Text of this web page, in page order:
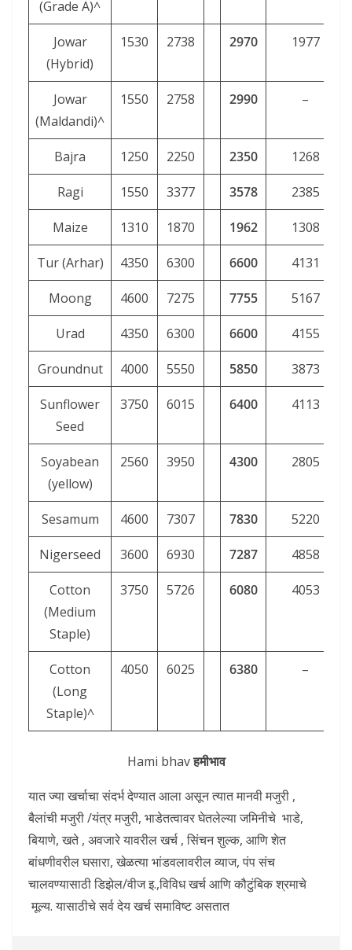
(Grade A)^
Jowar
(Hybrid)
1530 2738 2970 1977
Jowar
(Maldandi)^
1550 2758 2990 –
Bajra 1250 2250 2350 1268
Ragi 1550 3377 3578 2385
Maize 1310 1870 1962 1308
Tur (Arhar) 4350 6300 6600 4131
Moong 4600 7275 7755 5167
Urad 4350 6300 6600 4155
Groundnut 4000 5550 5850 3873
Sunflower
Seed
3750 6015 6400 4113
Soyabean
(yellow)
2560 3950 4300 2805
Sesamum 4600 7307 7830 5220
Nigerseed 3600 6930 7287 4858
Cotton
(Medium
Staple)
3750 5726 6080 4053
Cotton
(Long
Staple)^
4050 6025 6380 –
Hami bhavहमीभाव
यात ज्या खर्चाचा संदर्भ देण्यात आला असून त्यात मानवी मजुरी ,
बैलांची मजुरी /यंत्र मजुरी, भाडेतत्वावर घेतलेल्या जमिनीचे भाडे,
बियाणे, खते , अवजारे यावरील खर्च , सिंचन शुल्क, आणि शेत
बांधणीवरील घसारा, खेळत्या भांडवलावरील व्याज, पंप संच
चालवण्यासाठी डिझेल/वीज इ.,विविध खर्च आणि कौटुंबिक श्रमाचे
मूल्य. यासाठीचे सर्व देय खर्च समाविष्ट असतात